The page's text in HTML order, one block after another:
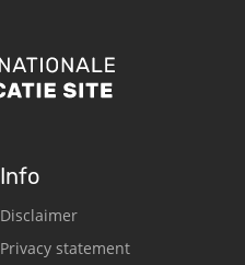
Info
Disclaimer
Privacy statement